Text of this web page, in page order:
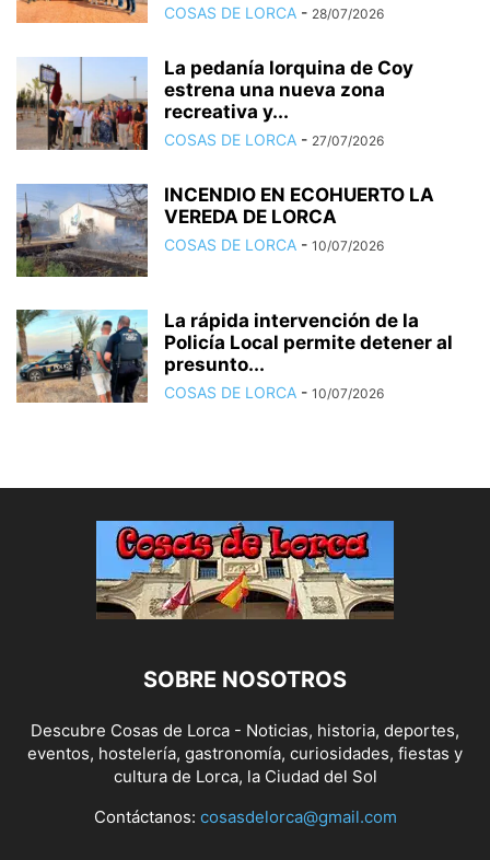
COSAS DE LORCA - 28/07/2026
La pedanía lorquina de Coy
estrena una nueva zona
recreativa y...
COSAS DE LORCA - 27/07/2026
INCENDIO EN ECOHUERTO LA
VEREDA DE LORCA
COSAS DE LORCA - 10/07/2026
La rápida intervención de la
Policía Local permite detener al
presunto...
COSAS DE LORCA - 10/07/2026
SOBRE NOSOTROS
Descubre Cosas de Lorca - Noticias, historia, deportes,
eventos, hostelería, gastronomía, curiosidades, fiestas y
cultura de Lorca, la Ciudad del Sol
Contáctanos: cosasdelorca@gmail.com